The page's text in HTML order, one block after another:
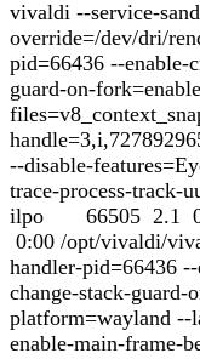
vivaldi --service-
override=/dev/dri/
pid=66436 --enable-
guard-on-
--disable-
trace-process-track-
ilpo 66505 2.1
0:00 /opt/vivaldi/
handler-pid=66436
change-stack-guard-
platform=wayland --
enable-main-frame-